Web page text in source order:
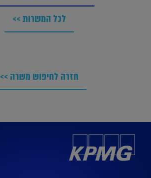
לכל המשרות >>
חזרה לחיפוש משרה >>